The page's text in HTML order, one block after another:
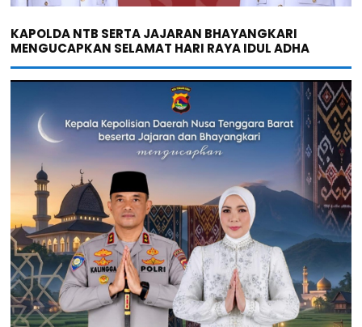
KAPOLDA NTB SERTA JAJARAN BHAYANGKARI
MENGUCAPKAN SELAMAT HARI RAYA IDUL ADHA